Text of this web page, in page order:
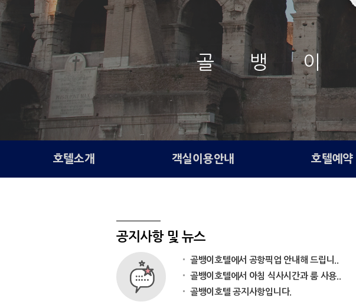
골 뱅 이
호텔소개 객실이용안내 호텔예약
공지사항 및 뉴스
골뱅이호텔에서 공항픽업 안내해 드립니..
골뱅이호텔에서 아침 식사시간과 룸 사용..
골뱅이호텔 공지사항입니다.